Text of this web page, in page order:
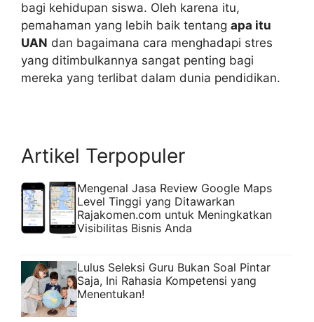
bagi kehidupan siswa. Oleh karena itu,
pemahaman yang lebih baik tentang apa itu
UAN dan bagaimana cara menghadapi stres
yang ditimbulkannya sangat penting bagi
mereka yang terlibat dalam dunia pendidikan.
Artikel Terpopuler
Mengenal Jasa Review Google Maps
Level Tinggi yang Ditawarkan
Rajakomen.com untuk Meningkatkan
Visibilitas Bisnis Anda
Lulus Seleksi Guru Bukan Soal Pintar
Saja, Ini Rahasia Kompetensi yang
Menentukan!